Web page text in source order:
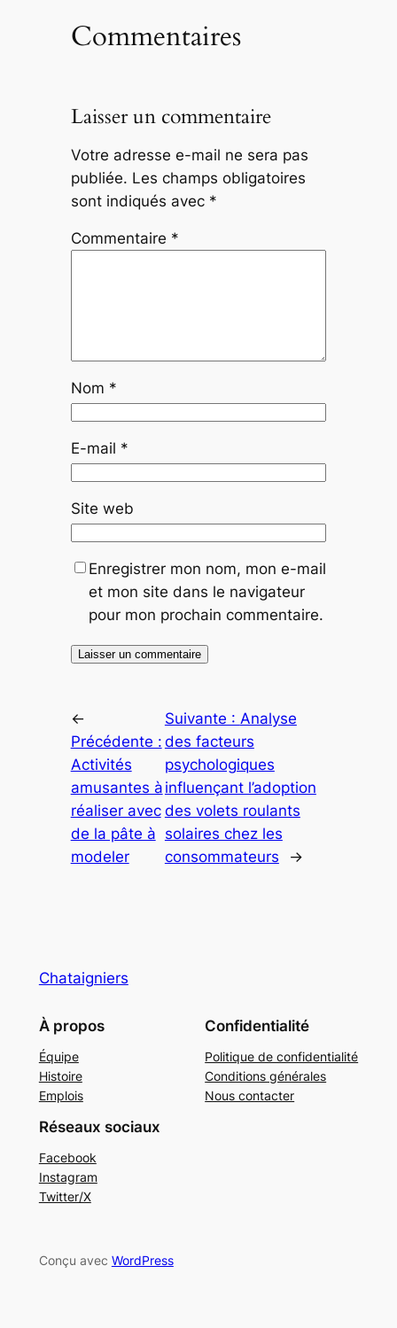
Commentaires
Laisser un commentaire
Votre adresse e-mail ne sera pas
publiée. Les champs obligatoires
sont indiqués avec *
Commentaire *
Nom *
E-mail *
Site web
Enregistrer mon nom, mon e-mail
et mon site dans le navigateur
pour mon prochain commentaire.
←
Précédente :
Activités
amusantes à
réaliser avec
de la pâte à
modeler
Suivante : Analyse
des facteurs
psychologiques
influençant l’adoption
des volets roulants
solaires chez les
consommateurs
→
Chataigniers
À propos
Équipe
Histoire
Emplois
Confidentialité
Politique de confidentialité
Conditions générales
Nous contacter
Réseaux sociaux
Facebook
Instagram
Twitter/X
Conçu avec WordPress